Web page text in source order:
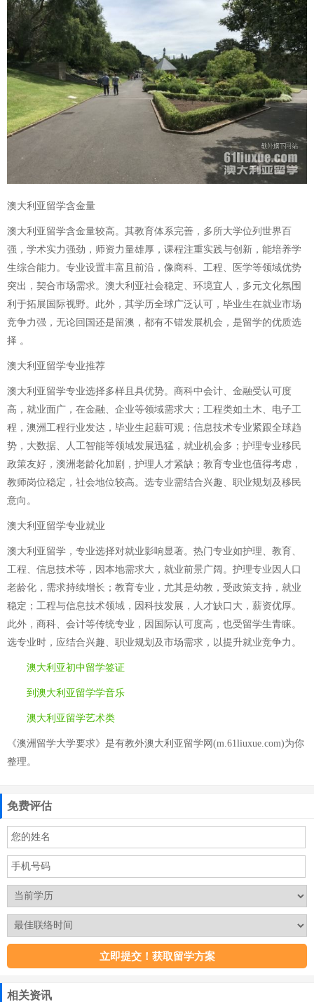
澳大利亚留学含金量
澳大利亚留学含金量较高。其教育体系完善，多所大学位列世界百
强，学术实力强劲，师资力量雄厚，课程注重实践与创新，能培养学
生综合能力。专业设置丰富且前沿，像商科、工程、医学等领域优势
突出，契合市场需求。澳大利亚社会稳定、环境宜人，多元文化氛围
利于拓展国际视野。此外，其学历全球广泛认可，毕业生在就业市场
竞争力强，无论回国还是留澳，都有不错发展机会，是留学的优质选
择 。
澳大利亚留学专业推荐
澳大利亚留学专业选择多样且具优势。商科中会计、金融受认可度
高，就业面广，在金融、企业等领域需求大；工程类如土木、电子工
程，澳洲工程行业发达，毕业生起薪可观；信息技术专业紧跟全球趋
势，大数据、人工智能等领域发展迅猛，就业机会多；护理专业移民
政策友好，澳洲老龄化加剧，护理人才紧缺；教育专业也值得考虑，
教师岗位稳定，社会地位较高。选专业需结合兴趣、职业规划及移民
意向。
澳大利亚留学专业就业
澳大利亚留学，专业选择对就业影响显著。热门专业如护理、教育、
工程、信息技术等，因本地需求大，就业前景广阔。护理专业因人口
老龄化，需求持续增长；教育专业，尤其是幼教，受政策支持，就业
稳定；工程与信息技术领域，因科技发展，人才缺口大，薪资优厚。
此外，商科、会计等传统专业，因国际认可度高，也受留学生青睐。
选专业时，应结合兴趣、职业规划及市场需求，以提升就业竞争力。
澳大利亚初中留学签证
到澳大利亚留学学音乐
澳大利亚留学艺术类
《澳洲留学大学要求》是有教外澳大利亚留学网(m.61liuxue.com)为你
整理。
免费评估
相关资讯